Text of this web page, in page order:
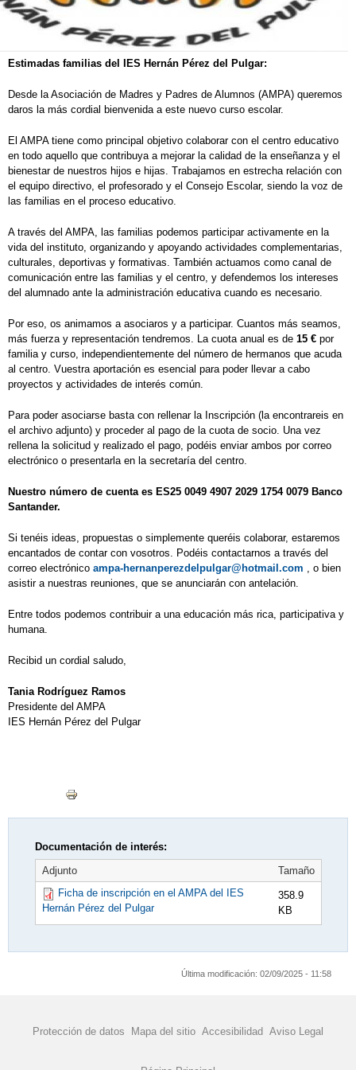
Estimadas familias del IES Hernán Pérez del Pulgar:
Desde la Asociación de Madres y Padres de Alumnos (AMPA) queremos
daros la más cordial bienvenida a este nuevo curso escolar.
El AMPA tiene como principal objetivo colaborar con el centro educativo
en todo aquello que contribuya a mejorar la calidad de la enseñanza y el
bienestar de nuestros hijos e hijas. Trabajamos en estrecha relación con
el equipo directivo, el profesorado y el Consejo Escolar, siendo la voz de
las familias en el proceso educativo.
A través del AMPA, las familias podemos participar activamente en la
vida del instituto, organizando y apoyando actividades complementarias,
culturales, deportivas y formativas. También actuamos como canal de
comunicación entre las familias y el centro, y defendemos los intereses
del alumnado ante la administración educativa cuando es necesario.
Por eso, os animamos a asociaros y a participar. Cuantos más seamos,
más fuerza y representación tendremos. La cuota anual es de 15 € por
familia y curso, independientemente del número de hermanos que acuda
al centro. Vuestra aportación es esencial para poder llevar a cabo
proyectos y actividades de interés común.
Para poder asociarse basta con rellenar la Inscripción (la encontrareis en
el archivo adjunto) y proceder al pago de la cuota de socio. Una vez
rellena la solicitud y realizado el pago, podéis enviar ambos por correo
electrónico o presentarla en la secretaría del centro.
Nuestro número de cuenta es ES25 0049 4907 2029 1754 0079 Banco
Santander.
Si tenéis ideas, propuestas o simplemente queréis colaborar, estaremos
encantados de contar con vosotros. Podéis contactarnos a través del
correo electrónico ampa-hernanperezdelpulgar@hotmail.com , o bien
asistir a nuestras reuniones, que se anunciarán con antelación.
Entre todos podemos contribuir a una educación más rica, participativa y
humana.
Recibid un cordial saludo,
Tania Rodríguez Ramos
Presidente del AMPA
IES Hernán Pérez del Pulgar
Documentación de interés:
Adjunto
Tamaño
Ficha de inscripción en el AMPA del IES
Hernán Pérez del Pulgar
358.9
KB
Última modificación: 02/09/2025 - 11:58
Protección de datos Mapa del sitio Accesibilidad Aviso Legal